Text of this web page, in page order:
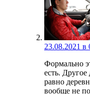
23.08.2021 в
Формально
есть. Другое
равно
вообще не